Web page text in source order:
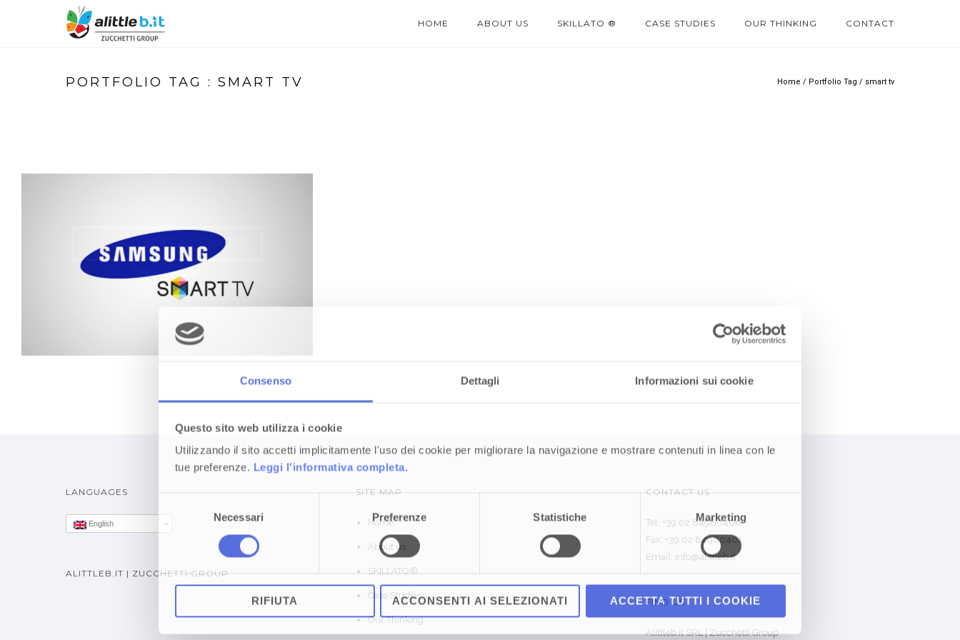
Consenso Dettagli Informazioni sui cookie
Questo sito web utilizza i cookie
Utilizzando il sito accetti implicitamente l'uso dei cookie per migliorare la navigazione e mostrare contenuti in linea con le
tue preferenze. Leggi l'informativa completa.
del
consenso
Necessari Preferenze Statistiche Marketing
RIFIUTA ACCONSENTI AI SELEZIONATI ACCETTA TUTTI I COOKIE
HOME ABOUT US SKILLATO ® CASE STUDIES OUR THINKING CONTACT
PORTFOLIO TAG : SMART TV Home / Portfolio Tag / smart tv
APPS FOR SAMSUNG SMARTTV
Smart TV Game
LANGUAGES
English
ALITTLEB.IT | ZUCCHETTI GROUP
SITE MAP
Home
About us
SKILLATO®
Case Studies
Our Thinking
CONTACT US
Tel: +39 02 84980400
Fax: +39 02 84980401
Email: info@alittleb.it
FIND US
Alittleb.it SRL | Zucchetti Group